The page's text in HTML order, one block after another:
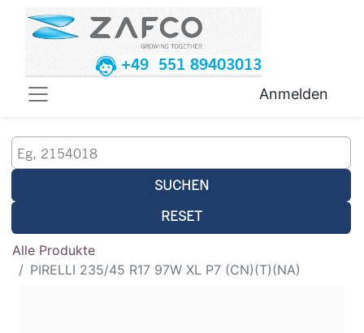
+49 551 89403013
Anmelden
SUCHEN
RESET
Alle Produkte
PIRELLI 235/45 R17 97W XL P7 (CN)(T)(NA)